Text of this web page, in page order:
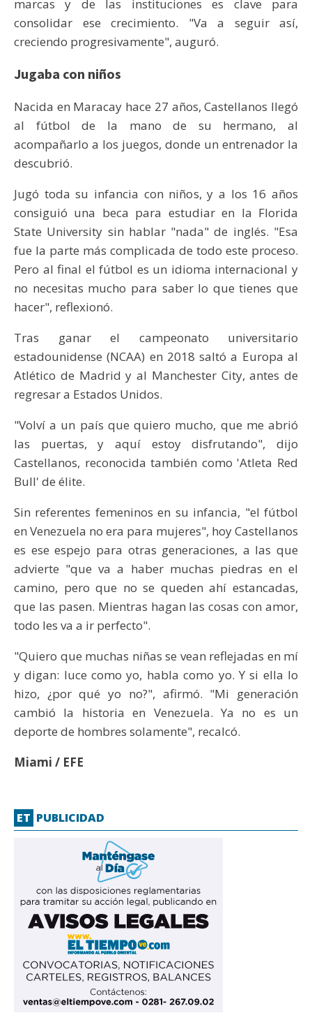
marcas y de las instituciones es clave para
consolidar ese crecimiento. "Va a seguir así,
creciendo progresivamente", auguró.
Jugaba con niños
Nacida en Maracay hace 27 años, Castellanos llegó
al fútbol de la mano de su hermano, al
acompañarlo a los juegos, donde un entrenador la
descubrió.
Jugó toda su infancia con niños, y a los 16 años
consiguió una beca para estudiar en la Florida
State University sin hablar "nada" de inglés. "Esa
fue la parte más complicada de todo este proceso.
Pero al final el fútbol es un idioma internacional y
no necesitas mucho para saber lo que tienes que
hacer", reflexionó.
Tras ganar el campeonato universitario
estadounidense (NCAA) en 2018 saltó a Europa al
Atlético de Madrid y al Manchester City, antes de
regresar a Estados Unidos.
"Volví a un país que quiero mucho, que me abrió
las puertas, y aquí estoy disfrutando", dijo
Castellanos, reconocida también como 'Atleta Red
Bull' de élite.
Sin referentes femeninos en su infancia, "el fútbol
en Venezuela no era para mujeres", hoy Castellanos
es ese espejo para otras generaciones, a las que
advierte "que va a haber muchas piedras en el
camino, pero que no se queden ahí estancadas,
que las pasen. Mientras hagan las cosas con amor,
todo les va a ir perfecto".
"Quiero que muchas niñas se vean reflejadas en mí
y digan: luce como yo, habla como yo. Y si ella lo
hizo, ¿por qué yo no?", afirmó. "Mi generación
cambió la historia en Venezuela. Ya no es un
deporte de hombres solamente", recalcó.
Miami / EFE
ET PUBLICIDAD